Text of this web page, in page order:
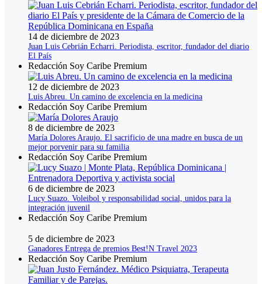
14 de diciembre de 2023
Juan Luis Cebrián Echarri. Periodista, escritor, fundador del diario
El País
Redacción Soy Caribe Premium
12 de diciembre de 2023
Luis Abreu. Un camino de excelencia en la medicina
Redacción Soy Caribe Premium
8 de diciembre de 2023
María Dolores Araujo. El sacrificio de una madre en busca de un
mejor porvenir para su familia
Redacción Soy Caribe Premium
6 de diciembre de 2023
Lucy Suazo. Voleibol y responsabilidad social, unidos para la
integración juvenil
Redacción Soy Caribe Premium
5 de diciembre de 2023
Ganadores Entrega de premios Best!N Travel 2023
Redacción Soy Caribe Premium